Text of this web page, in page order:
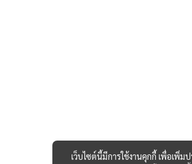
เว็บไซต์นี้มีการใช้งานคุกกี้ เพื่อเพิ่